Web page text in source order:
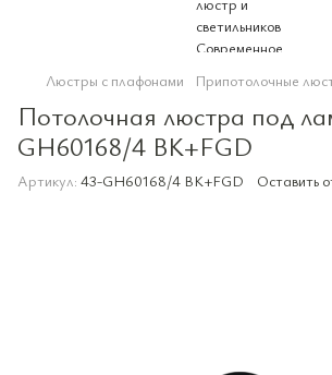
Люстры с плафонами Припотолочные
Потолочная люстра под
GH60168/4 BK+FGD
Артикул: 43-GH60168/4 BK+FGD Оставить